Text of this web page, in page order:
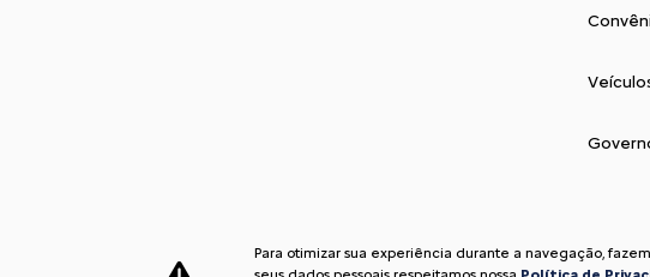
Para otimizar sua experiência durante a navegação,